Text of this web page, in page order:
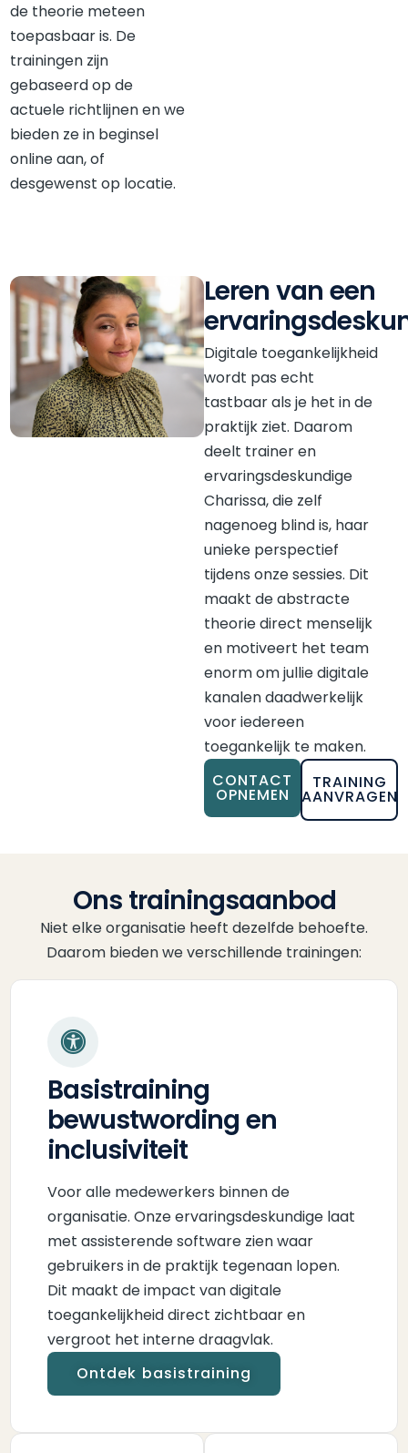
de theorie meteen
toepasbaar is. De
trainingen zijn
gebaseerd op de
actuele richtlijnen en we
bieden ze in beginsel
online aan, of
desgewenst op locatie.
Leren van een
Digitale toegankelijkheid
wordt pas echt
tastbaar als je het in de
praktijk ziet. Daarom
deelt trainer en
ervaringsdeskundige
Charissa, die zelf
nagenoeg blind is, haar
unieke perspectief
tijdens onze sessies. Dit
maakt de abstracte
theorie direct menselijk
en motiveert het team
enorm om jullie digitale
kanalen daadwerkelijk
voor iedereen
toegankelijk te maken.
CONTACT
OPNEMEN
TRAINING
AANVRAGEN
Ons trainingsaanbod
Niet elke organisatie heeft dezelfde behoefte.
Daarom bieden we verschillende trainingen:
Basistraining
bewustwording en
inclusiviteit
Voor alle medewerkers binnen de
organisatie. Onze ervaringsdeskundige laat
met assisterende software zien waar
gebruikers in de praktijk tegenaan lopen.
Dit maakt de impact van digitale
toegankelijkheid direct zichtbaar en
vergroot het interne draagvlak.
Ontdek basistraining